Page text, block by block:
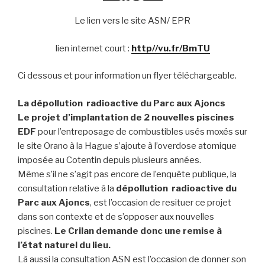
Le lien vers le site ASN/ EPR
lien internet court : http//vu.fr/BmTU
Ci dessous et pour information un flyer téléchargeable.
La dépollution radioactive du Parc aux Ajoncs
Le projet d’implantation de 2 nouvelles piscines
EDF pour l’entreposage de combustibles usés moxés sur
le site Orano à la Hague s’ajoute à l’overdose atomique
imposée au Cotentin depuis plusieurs années.
Même s’il ne s’agit pas encore de l’enquête publique, la
consultation relative à la dépollution radioactive du
Parc aux Ajoncs, est l’occasion de resituer ce projet
dans son contexte et de s’opposer aux nouvelles
piscines. Le Crilan demande donc une remise à
l’état naturel du lieu.
Là aussi la consultation ASN est l’occasion de donner son